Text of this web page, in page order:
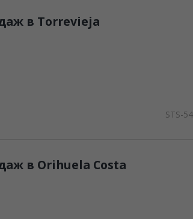
в Torrevieja
STS-
в Orihuela Costa